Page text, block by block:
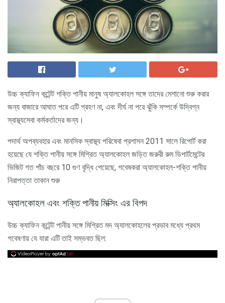
উচ্চ ক্যাফিন কন্টেন্ট শক্তি পানীয় মানুষ অ্যালকোহল সঙ্গে তাদের মেশানো শুরু করার
জন্য বাজারে আঘাত পরে এটি গ্রহণ না, এবং দীর্ঘ না পরে ঝুঁকি সম্পর্কে উদ্বিগ্ন
স্বাস্থ্যসেবা কর্মকর্তাদের জন্য।
পদার্থ অপব্যবহার এবং মানসিক স্বাস্থ্য পরিষেবা প্রশাসন 2011 সালে রিপোর্ট করা
হয়েছে যে শক্তি পানীয় সঙ্গে মিশ্রিত অ্যালকোহল জড়িত জরুরী রুম ডিপার্টমেন্টের
ভিজিট গত পাঁচ বছরে 10 গুণ বৃদ্ধি পেয়েছে, গবেষকরা অ্যালকোহল-শক্তি পানীয়
নিরাপত্তা তাকান শুরু
অ্যালকোহল এবং শক্তি পানীয় মিক্সিং এর বিপদ
উচ্চ ক্যাফিন কন্টেন্ট পানীয় সঙ্গে মিশ্রিত মদ অ্যালকোহলের প্রভাব মধ্যে প্রথম
গবেষণায় যে যারা এটি তাই সম্ভবত ছিল: